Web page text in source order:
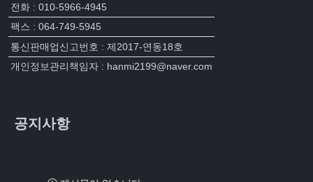
전화 : 010-5966-4945
팩스 : 064-749-5945
통신판매업신고번호 : 제2017-연동18호
개인정보관리책임자 : hanmi2199@naver.com
공지사항